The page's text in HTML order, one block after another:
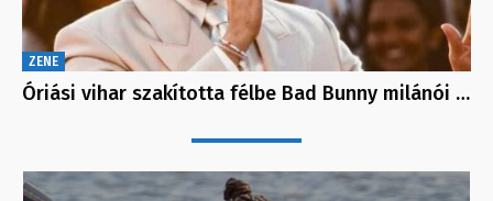
ZENE
Óriási vihar szakította félbe Bad Bunny milánói …